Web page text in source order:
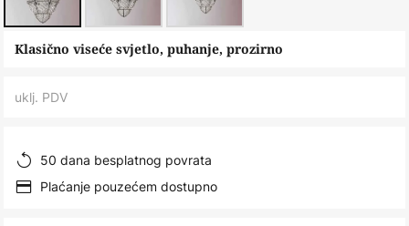
Skip
beginning
the
images
Klasično viseće svjetlo, puhanje, prozirno
uklj. PDV
50 dana besplatnog povrata
Plaćanje pouzećem dostupno